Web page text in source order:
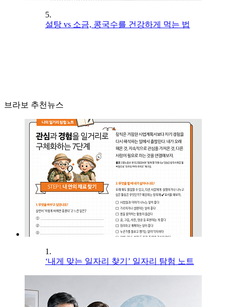
5.
설탕 vs 소금, 콩국수를 건강하게 먹는 법
브라보 추천뉴스
1.
‘내게 맞는 일자리 찾기’ 일자리 탐험 노트